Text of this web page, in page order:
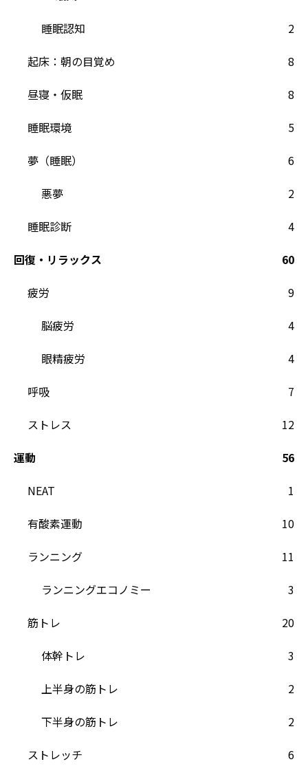
睡眠認知
2
起床：朝の目覚め
8
昼寝・仮眠
8
睡眠環境
5
夢（睡眠）
6
悪夢
2
睡眠診断
4
回復・リラックス
60
疲労
9
脳疲労
4
眼精疲労
4
呼吸
7
ストレス
12
運動
56
NEAT
1
有酸素運動
10
ランニング
11
ランニングエコノミー
3
筋トレ
20
体幹トレ
3
上半身の筋トレ
2
下半身の筋トレ
2
ストレッチ
6